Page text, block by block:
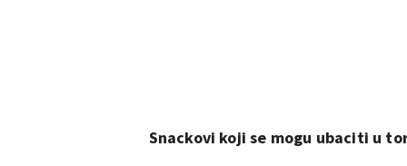
Snackovi koji se mogu ubaciti u